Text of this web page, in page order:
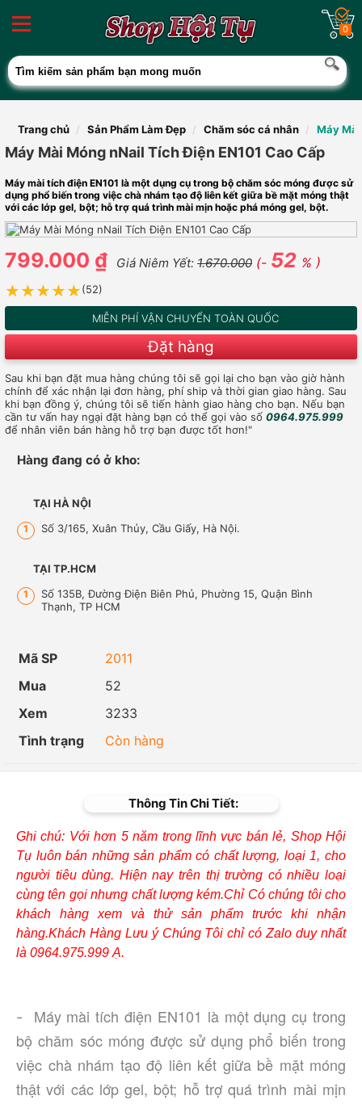
0
Trang chủ Sản Phẩm Làm Đẹp Chăm sóc cá nhân Máy
Máy Mài Móng nNail Tích Điện EN101 Cao Cấp
Máy mài tích điện EN101 là một dụng cụ trong bộ chăm sóc móng được sử
dụng phổ biến trong việc chà nhám tạo độ liên kết giữa bề mặt móng thật
với các lớp gel, bột; hỗ trợ quá trình mài mịn hoặc phá móng gel, bột.
799.000 ₫ Giá Niêm Yết: 1.670.000 (- 52 % )
★★★★★
★★★★★(52)
MIỄN PHÍ VẬN CHUYỂN TOÀN QUỐC
Đặt hàng
Sau khi bạn đặt mua hàng chúng tôi sẽ gọi lại cho bạn vào giờ hành
chính để xác nhận lại đơn hàng, phí ship và thời gian giao hàng. Sau
khi bạn đồng ý, chúng tôi sẽ tiến hành giao hàng cho bạn. Nếu bạn
cần tư vấn hay ngại đặt hàng bạn có thể gọi vào số 0964.975.999
để nhân viên bán hàng hỗ trợ bạn được tốt hơn!"
Hàng đang có ở kho:
TẠI HÀ NỘI
1 Số 3/165, Xuân Thủy, Cầu Giấy, Hà Nội.
TẠI TP.HCM
1
Số 135B, Đường Điện Biên Phủ, Phường 15, Quận Bình
Thạnh, TP HCM
Mã SP
2011
Mua
52
Xem
3233
Tình trạng
Còn hàng
Thông Tin Chi Tiết:
Ghi chú: Với hơn 5 năm trong lĩnh vực bán lẻ, Shop Hội
Tụ luôn bán những sản phẩm có chất lượng, loại 1, cho
người tiêu dùng. Hiện nay trên thị trường có nhiều loại
cùng tên gọi nhưng chất lượng kém.Chỉ Có chúng tôi cho
khách hàng xem và thử sản phẩm trước khi nhận
hàng.Khách Hàng Lưu ý Chúng Tôi chỉ có Zalo duy nhất
là 0964.975.999 Ạ.
- Máy mài tích điện EN101 là một dụng cụ trong
bộ chăm sóc móng được sử dụng phổ biến trong
việc chà nhám tạo độ liên kết giữa bề mặt móng
thật với các lớp gel, bột; hỗ trợ quá trình mài mịn